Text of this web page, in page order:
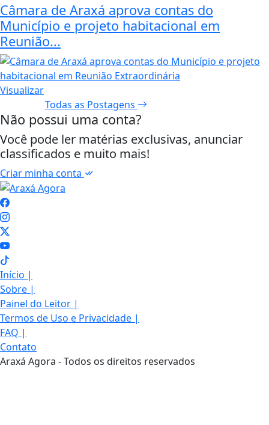
Câmara de Araxá aprova contas do
Município e projeto habitacional em
Reunião...
Visualizar
Todas as Postagens
Não possui uma conta?
Você pode ler matérias exclusivas, anunciar
classificados e muito mais!
Criar minha conta
Início |
Sobre |
Painel do Leitor |
Termos de Uso e Privacidade |
FAQ |
Contato
Araxá Agora - Todos os direitos reservados
Termos de Uso e Privacidade
Esse site utiliza cookies para melhorar sua